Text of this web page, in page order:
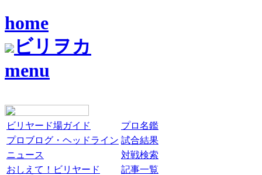
home
ビリヲカ
menu
ビリヤード場ガイド
プロ名鑑
プロブログ・ヘッドライン 試合結果
ニュース
対戦検索
おしえて！ビリヤード
記事一覧